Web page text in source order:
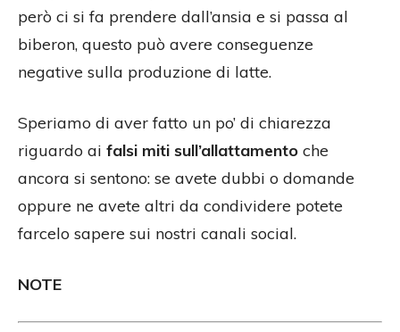
però ci si fa prendere dall’ansia e si passa al
biberon, questo può avere conseguenze
negative sulla produzione di latte.
Speriamo di aver fatto un po’ di chiarezza
riguardo ai falsi miti sull’allattamento che
ancora si sentono: se avete dubbi o domande
oppure ne avete altri da condividere potete
farcelo sapere sui nostri canali social.
NOTE